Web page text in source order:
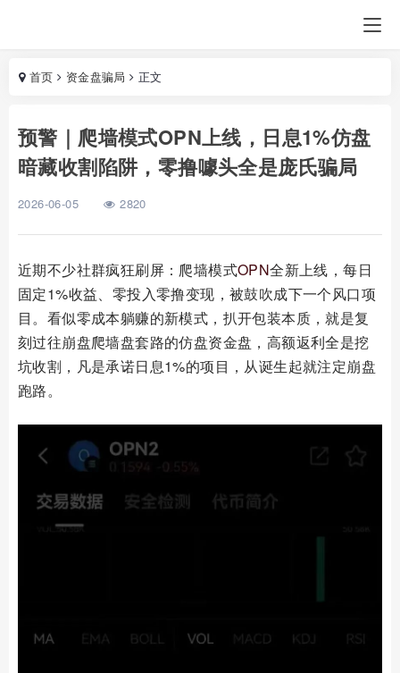
首页 资金盘骗局 正文
预警｜爬墙模式OPN上线，日息1%仿盘
暗藏收割陷阱，零撸噱头全是庞氏骗局
2026-06-05 2820
近期不少社群疯狂刷屏：爬墙模式OPN全新上线，每日
固定1%收益、零投入零撸变现，被鼓吹成下一个风口项
目。看似零成本躺赚的新模式，扒开包装本质，就是复
刻过往崩盘爬墙盘套路的仿盘资金盘，高额返利全是挖
坑收割，凡是承诺日息1%的项目，从诞生起就注定崩盘
跑路。